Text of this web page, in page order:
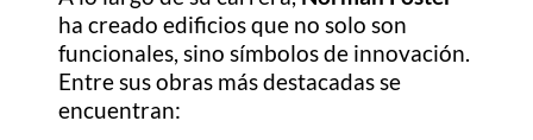
ha creado edificios que no solo son
funcionales, sino símbolos de innovación.
Entre sus obras más destacadas se
encuentran: